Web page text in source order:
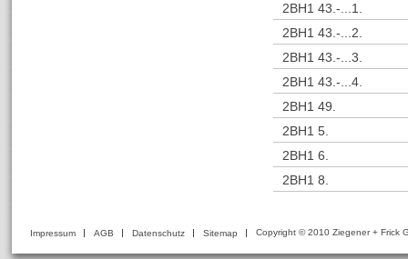
2BH1 43.-...1.
2BH1 43.-...2.
2BH1 43.-...3.
2BH1 43.-...4.
2BH1 49.
2BH1 5.
2BH1 6.
2BH1 8.
Impressum AGB Datenschutz Sitemap Copyright © 2010 Ziegener +